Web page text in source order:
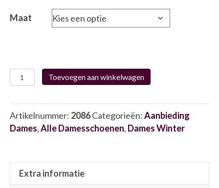
€164.95.€82.50.
Maat
Hogl
102012
aantal
Toevoegen aan winkelwagen
Artikelnummer: 2086Categorieën:Aanbieding
Dames,Alle Damesschoenen, Dames Winter
Extra informatie